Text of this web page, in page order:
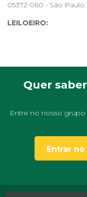
05372-060 - São Paulo
LEILOEIRO:
rentável de se
um dinheiro extra!
Quer
Entre no nosso
Entrar